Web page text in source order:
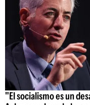
"El socialismo es un